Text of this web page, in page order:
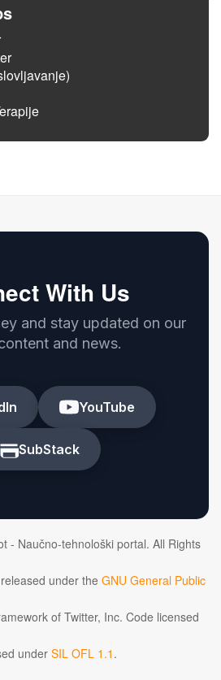
With Us
and stay updated on our
and news.
YouTube
SubStack
- Naučno-tehnološki portal. All Rights
under the GNU General Public
of Twitter, Inc. Code licensed
under SIL OFL 1.1 .